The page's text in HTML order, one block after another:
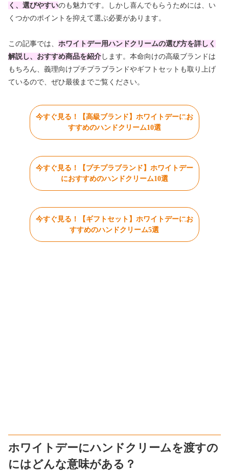
く、選びやすいのも魅力です。しかし喜んでもらうためには、い
くつかのポイントを抑えて選ぶ必要があります。
この記事では、 ホワイトデー用ハンドクリームの選び方を詳しく
解説し、おすすめ商品を紹介 します。本命向けの高級ブランドは
もちろん、義理向けプチプラブランドやギフトセットも取り上げ
ているので、ぜひ最後までご覧ください。
今すぐ見る！【高級ブランド】ホワイトデーにお
すすめのハンドクリーム10選
今すぐ見る！【プチプラブランド】ホワイトデー
におすすめのハンドクリーム10選
今すぐ見る！【ギフトセット】ホワイトデーにお
すすめのハンドクリーム5選
ホワイトデーにハンドクリームを渡すの
にはどんな意味がある？